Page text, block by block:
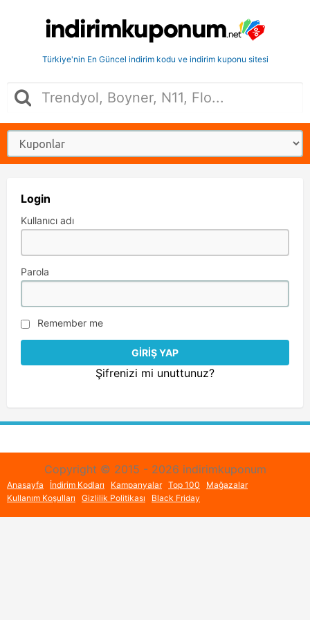
Türkiye'nin En Güncel indirim kodu ve indirim kuponu sitesi
Login
Kullanıcı adı
Parola
Remember me
Şifrenizi mi unuttunuz?
Copyright © 2015 - 2026 indirimkuponum
Anasayfa İndirim Kodları Kampanyalar Top 100
Mağazalar
Kullanım Koşulları
Gizlilik Politikası Black Friday